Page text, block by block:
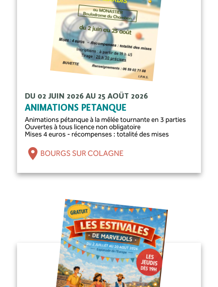
DU 02 JUIN 2026 AU 25 AOÛT 2026
ANIMATIONS PÉTANQUE
Animations pétanque à la mêlée tournante en 3 parties
Ouvertes à tous licence non obligatoire
Mises 4 euros - récompenses : totalité des mises
BOURGS SUR COLAGNE